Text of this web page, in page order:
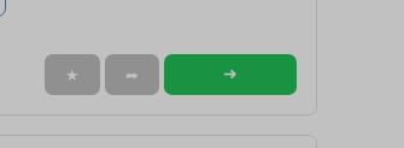
★ ➦ ➜